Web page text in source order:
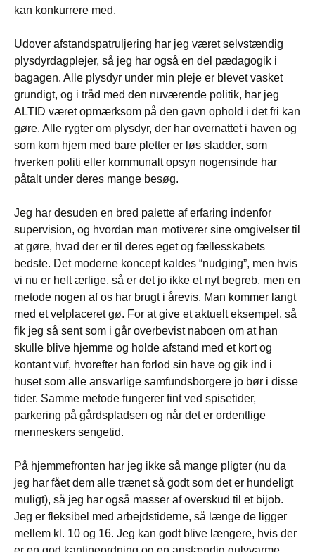
kan konkurrere med.
Udover afstandspatruljering har jeg været selvstændig
plysdyrdagplejer, så jeg har også en del pædagogik i
bagagen. Alle plysdyr under min pleje er blevet vasket
grundigt, og i tråd med den nuværende politik, har jeg
ALTID været opmærksom på den gavn ophold i det fri kan
gøre. Alle rygter om plysdyr, der har overnattet i haven og
som kom hjem med bare pletter er løs sladder, som
hverken politi eller kommunalt opsyn nogensinde har
påtalt under deres mange besøg.
Jeg har desuden en bred palette af erfaring indenfor
supervision, og hvordan man motiverer sine omgivelser til
at gøre, hvad der er til deres eget og fællesskabets
bedste. Det moderne koncept kaldes “nudging”, men hvis
vi nu er helt ærlige, så er det jo ikke et nyt begreb, men en
metode nogen af os har brugt i årevis. Man kommer langt
med et velplaceret gø. For at give et aktuelt eksempel, så
fik jeg så sent som i går overbevist naboen om at han
skulle blive hjemme og holde afstand med et kort og
kontant vuf, hvorefter han forlod sin have og gik ind i
huset som alle ansvarlige samfundsborgere jo bør i disse
tider. Samme metode fungerer fint ved spisetider,
parkering på gårdspladsen og når det er ordentlige
menneskers sengetid.
På hjemmefronten har jeg ikke så mange pligter (nu da
jeg har fået dem alle trænet så godt som det er hundeligt
muligt), så jeg har også masser af overskud til et bijob.
Jeg er fleksibel med arbejdstiderne, så længe de ligger
mellem kl. 10 og 16. Jeg kan godt blive længere, hvis der